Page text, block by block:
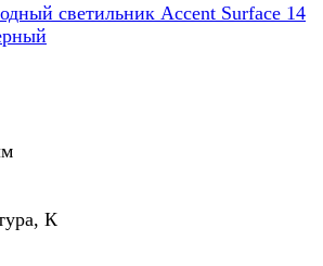
светильник Accent Surface 14
К